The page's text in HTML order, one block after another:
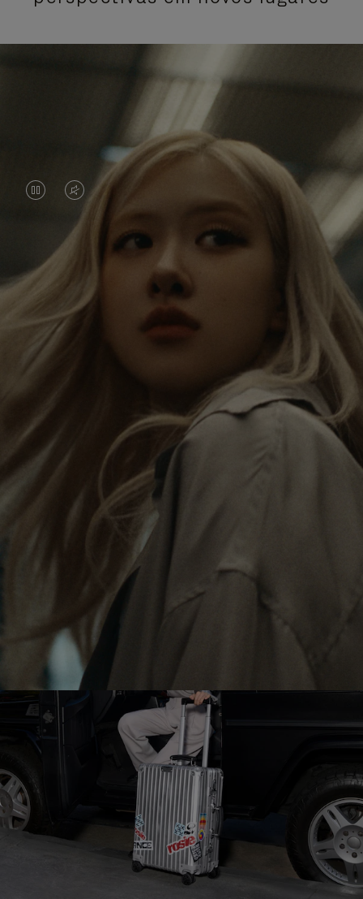
O
VÍDEO
ESTÁ
PAUSADO,
PRESSIONE
PARA
REPRODUZI-
LO
O
VÍDEO
ESTÁ
SEM
SOM.
FAVOR,
CLIQUE
PARA
ATIVÁ-
LO
Rosé está constantemente explorando o mundo e, a
cada viagem, ela encontra novas perspectivas que
deixam um impacto profundo nela. A cada novo
destino, ela descobre o mundo e a si mesma da
maneira mais significativa.
Sua RIMOWA Classic Cabin serve como um
lembrete de todas as histórias que ela vivenciou,
cada adesivo e suas marcas, são símbolos de sua
jornada.